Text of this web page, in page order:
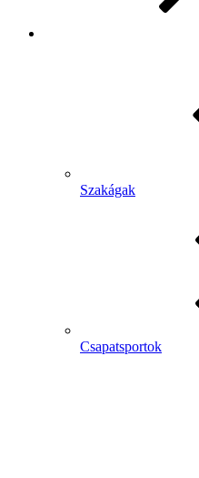
Szakágak
Csapatsportok